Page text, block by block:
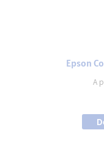
Epson
A